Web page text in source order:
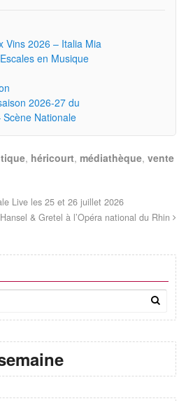
Vins 2026 – Italia Mia
en Musique
2026-27 du
Nationale
, héricourt, médiathèque, vente
Live les 25 et 26 juillet 2026
& Gretel à l’Opéra national du Rhin